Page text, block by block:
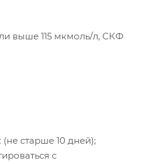
выше 115 мкмоль/л, СКФ
старше 10 дней);
с